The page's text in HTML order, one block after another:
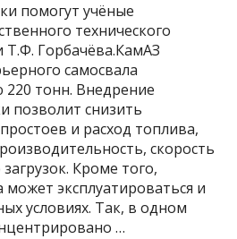
помогут учёные
технического
Т.Ф. Горбачёва.КамАЗ
самосвала
тонн. Внедрение
позволит снизить
и расход топлива,
скорость
Кроме того,
эксплуатироваться и
условиях. Так, в одном
…